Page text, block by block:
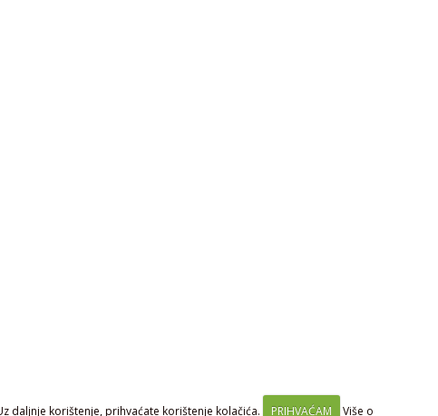
daljnje korištenje, prihvaćate korištenje kolačića. PRIHVAĆAM Više o